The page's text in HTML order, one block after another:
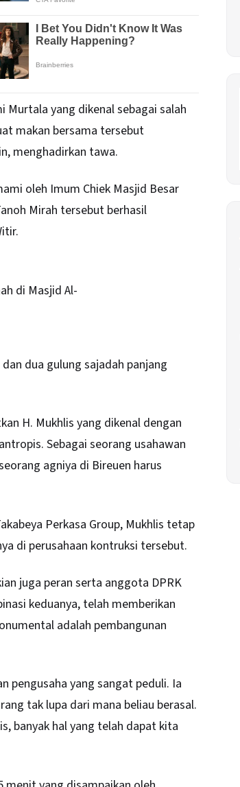
Murtala yang dikenal sebagai salah
makan bersama tersebut
menghadirkan tawa.
oleh Imum Chiek Masjid Besar
Mirah tersebut berhasil
di Masjid Al-
dua gulung sajadah panjang
H. Mukhlis yang dikenal dengan
Sebagai seorang usahawan
agniya di Bireuen harus
Perkasa Group, Mukhlis tetap
di perusahaan kontruksi tersebut.
juga peran serta anggota DPRK
keduanya, telah memberikan
adalah pembangunan
pengusaha yang sangat peduli. Ia
tak lupa dari mana beliau berasal.
banyak hal yang telah dapat kita